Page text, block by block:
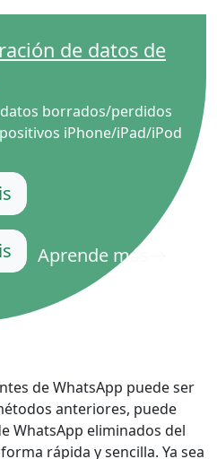
de datos de
borrados/perdidos
iPhone/iPad/iPod
Aprende más
de WhatsApp puede ser
anteriores, puede
WhatsApp eliminados del
rápida y sencilla. Ya sea